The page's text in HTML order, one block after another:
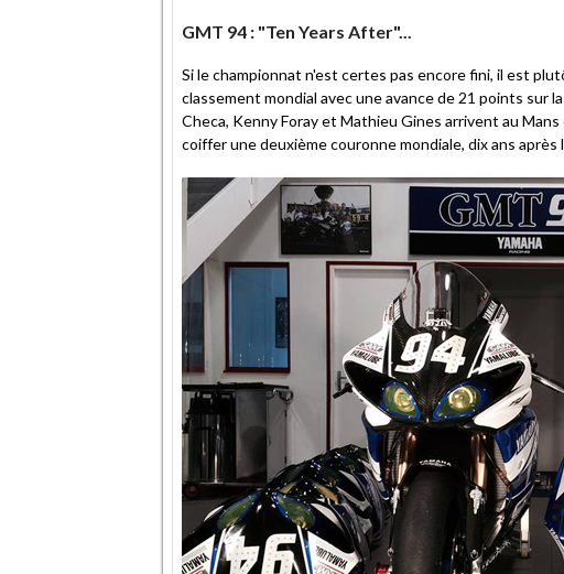
GMT 94 : "Ten Years After"...
Si le championnat n'est certes pas encore fini, il est
classement mondial avec une avance de 21 points sur
Checa, Kenny Foray et Mathieu Gines arrivent au
coiffer une deuxième couronne mondiale, dix ans après